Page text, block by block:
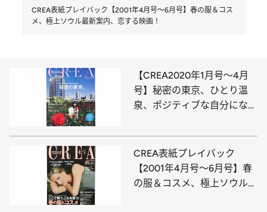
CREA表紙プレイバック【2001年4月号～6月号】春の服＆コス
メ、極上ソウル最新案内、恋する映画！
【CREA2020年1月号～4月
号】秘密の東京、ひとり温
泉、ポジティブな自分になれ
CREA表紙プレイバック
【2001年4月号～6月号】春
の服＆コスメ、極上ソウル最